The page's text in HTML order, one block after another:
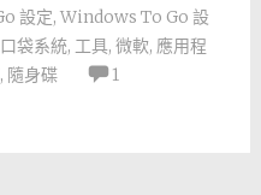
設定, Windows To Go 設
口袋系統, 工具, 微軟, 應用程
, 隨身碟
1